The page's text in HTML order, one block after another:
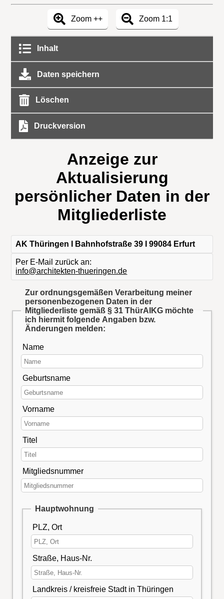
Zoom ++ Zoom 1:1
Inhalt
Daten speichern
Löschen
Druckversion
Anzeige zur
Aktualisierung
persönlicher Daten in der
Mitgliederliste
AK Thüringen I Bahnhofstraße 39 I 99084 Erfurt
Per E-Mail zurück an:
info@architekten-thueringen.de
Zur ordnungsgemäßen Verarbeitung meiner
personenbezogenen Daten in der
Mitgliederliste gemäß § 31 ThürAIKG möchte
ich hiermit folgende Angaben bzw.
Änderungen melden:
Name
Geburtsname
Vorname
Titel
Mitgliedsnummer
Hauptwohnung
PLZ, Ort
Straße, Haus-Nr.
Landkreis / kreisfreie Stadt in Thüringen